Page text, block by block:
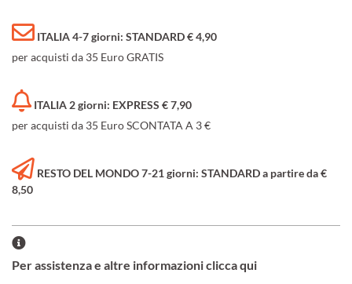
ITALIA 4-7 giorni: STANDARD € 4,90
per acquisti da 35 Euro GRATIS
ITALIA 2 giorni: EXPRESS € 7,90
per acquisti da 35 Euro SCONTATA A 3 €
RESTO DEL MONDO 7-21 giorni: STANDARD a partire da €
8,50
Per assistenza e altre informazioni clicca qui